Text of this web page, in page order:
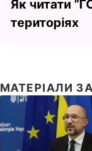
Як читати
територіях
МАТЕРІАЛИ